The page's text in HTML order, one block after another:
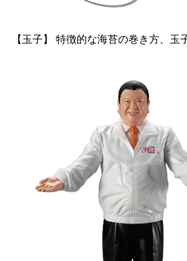
【玉子】 特徴的な海苔の巻き方、玉